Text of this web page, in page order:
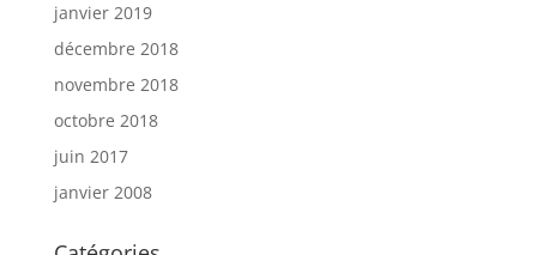
janvier 2019
décembre 2018
novembre 2018
octobre 2018
juin 2017
janvier 2008